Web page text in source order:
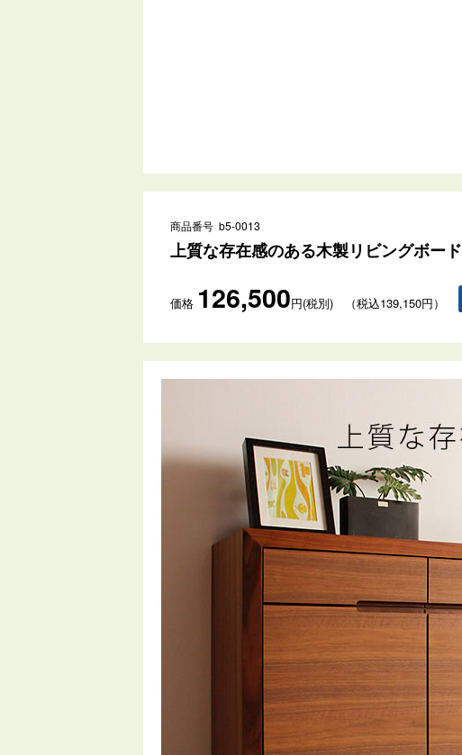
商品番号 b5-0013
上質な存在感のある木製リビングボード
価格 126,500円(税別) （税込139,150円）